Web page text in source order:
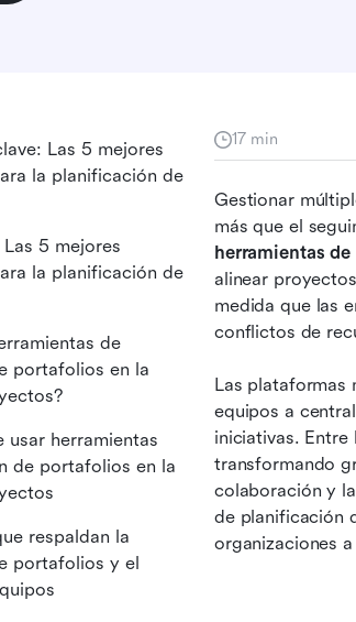
17 min
Gestionar
herramientas
alinear
medida que las
conflictos de
Las plataformas
equipos a
iniciativas.
transformando
colaboración y
de planificación
organizaciones
Las 5 mejores
la planificación de
5 mejores
la planificación de
de
portafolios en la
usar herramientas
de portafolios en la
respaldan la
portafolios y el